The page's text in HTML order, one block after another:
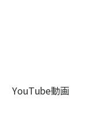
YouTube動画